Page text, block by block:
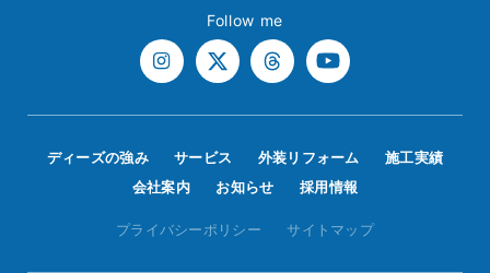
Follow me
ディーズの強み サービス 外装リフォーム
施工実績
会社案内
お知らせ 採用情報
プライバシーポリシー サイトマップ